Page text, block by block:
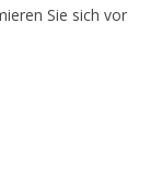
Sie sich vor